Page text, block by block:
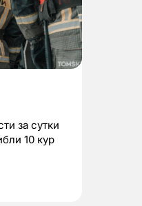
за сутки
10 кур